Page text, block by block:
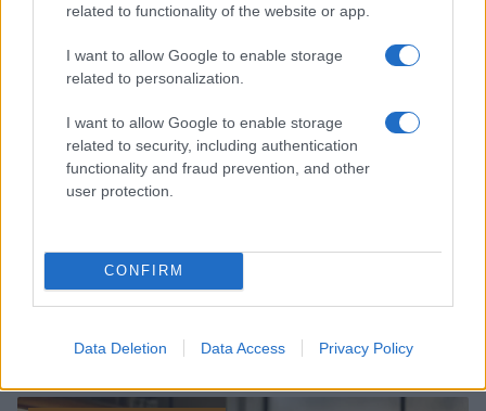
related to functionality of the website or app.
I want to allow Google to enable storage
related to personalization.
I want to allow Google to enable storage
related to security, including authentication
functionality and fraud prevention, and other
user protection.
CONFIRM
Data Deletion Data Access Privacy Policy
ABBIGLIAMENTO E OUTLET
perfetti